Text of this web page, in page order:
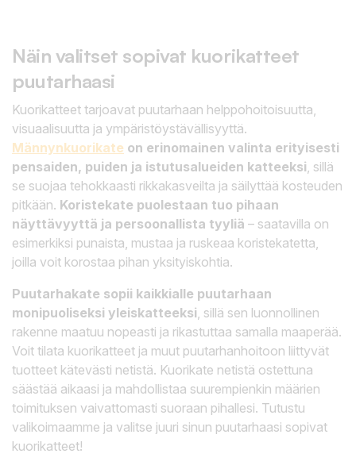
Näin valitset sopivat kuorikatteet
puutarhaasi
Kuorikatteet tarjoavat puutarhaan helppohoitoisuutta,
visuaalisuutta ja ympäristöystävällisyyttä.
Männynkuorikate on erinomainen valinta erityisesti
pensaiden, puiden ja istutusalueiden katteeksi, sillä
se suojaa tehokkaasti rikkakasveilta ja säilyttää kosteuden
pitkään. Koristekate puolestaan tuo pihaan
näyttävyyttä ja persoonallista tyyliä – saatavilla on
esimerkiksi punaista, mustaa ja ruskeaa koristekatetta,
joilla voit korostaa pihan yksityiskohtia.
Puutarhakate sopii kaikkialle puutarhaan
monipuoliseksi yleiskatteeksi, sillä sen luonnollinen
rakenne maatuu nopeasti ja rikastuttaa samalla maaperää.
Voit tilata kuorikatteet ja muut puutarhanhoitoon liittyvät
tuotteet kätevästi netistä. Kuorikate netistä ostettuna
säästää aikaasi ja mahdollistaa suurempienkin määrien
toimituksen vaivattomasti suoraan pihallesi. Tutustu
valikoimaamme ja valitse juuri sinun puutarhaasi sopivat
kuorikatteet!